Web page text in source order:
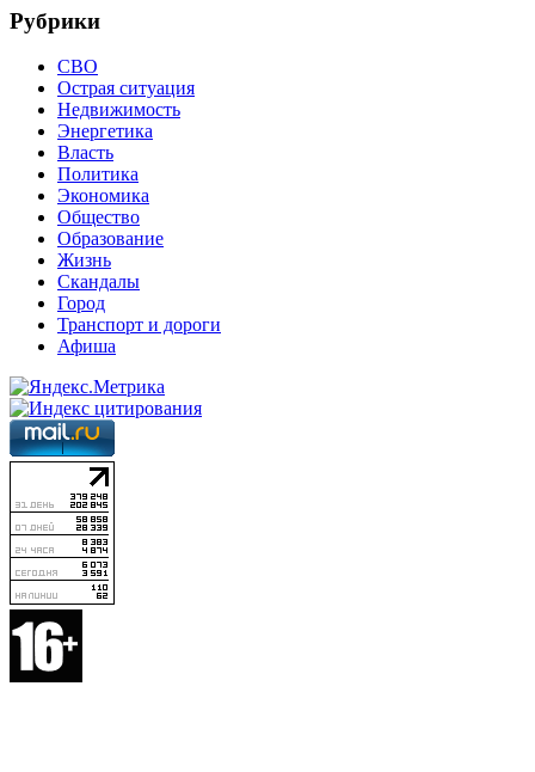
Рубрики
СВО
Острая ситуация
Недвижимость
Энергетика
Власть
Политика
Экономика
Общество
Образование
Жизнь
Скандалы
Город
Транспорт и дороги
Афиша